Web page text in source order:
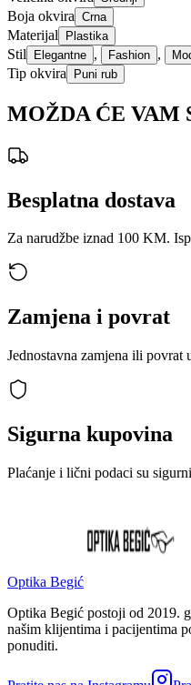
Boja okvira Crna
Materijal Plastika
Stil Elegantne , Fashion ,
Tip okvira Puni rub
MOŽDA ĆE VAM
Besplatna dostava
Za narudžbe iznad 100 KM.
Zamjena i povrat
Jednostavna zamjena ili povrat
Sigurna kupovina
Plaćanje i lični podaci su
Optika Begić
Optika Begić postoji od 2019.
našim klijentima i pacijentima
ponuditi.